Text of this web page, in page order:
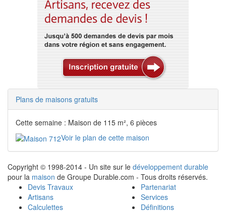
Plans de maisons gratuits
Cette semaine : Maison de 115 m², 6 pièces
Voir le plan de cette maison
Copyright © 1998-2014 - Un site sur le développement durable
pour la maison de Groupe Durable.com - Tous droits réservés.
Devis Travaux
Artisans
Calculettes
Partenariat
Services
Définitions